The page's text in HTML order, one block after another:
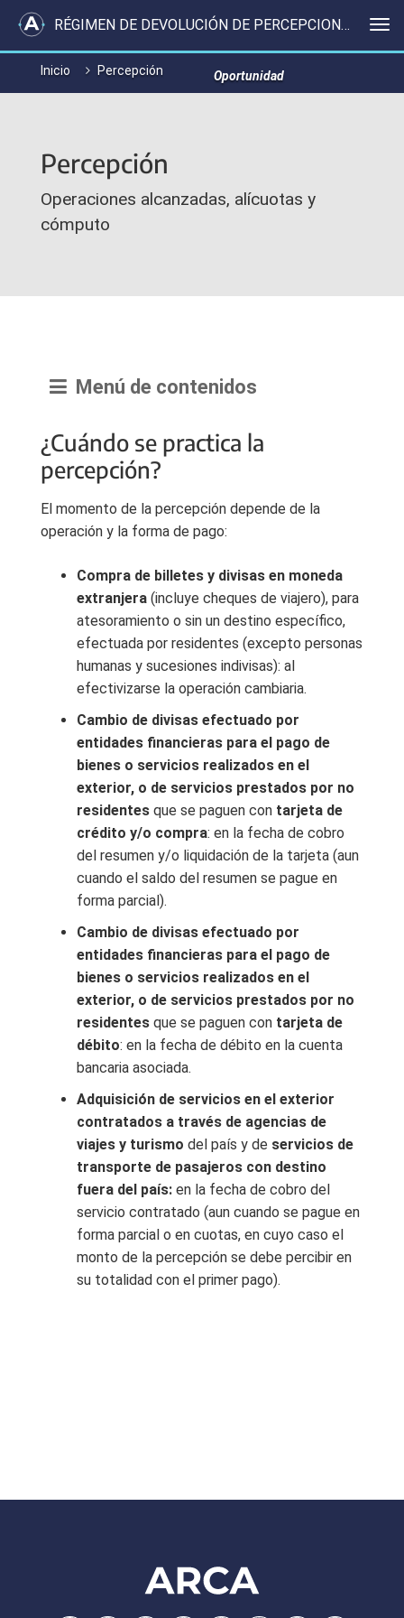
RÉGIMEN DE DEVOLUCIÓN DE PERCEPCIONES
Inicio Percepción Oportunidad
Percepción
Operaciones alcanzadas, alícuotas y
cómputo
Menú de contenidos
¿Cuándo se practica la
percepción?
El momento de la percepción depende de la
operación y la forma de pago:
Compra de billetes y divisas en moneda
extranjera (incluye cheques de viajero), para
atesoramiento o sin un destino específico,
efectuada por residentes (excepto personas
humanas y sucesiones indivisas): al
efectivizarse la operación cambiaria.
Cambio de divisas efectuado por
entidades financieras para el pago de
bienes o servicios realizados en el
exterior, o de servicios prestados por no
residentes que se paguen con tarjeta de
crédito y/o compra: en la fecha de cobro
del resumen y/o liquidación de la tarjeta (aun
cuando el saldo del resumen se pague en
forma parcial).
Cambio de divisas efectuado por
entidades financieras para el pago de
bienes o servicios realizados en el
exterior, o de servicios prestados por no
residentes que se paguen con tarjeta de
débito: en la fecha de débito en la cuenta
bancaria asociada.
Adquisición de servicios en el exterior
contratados a través de agencias de
viajes y turismo del país y de servicios de
transporte de pasajeros con destino
fuera del país: en la fecha de cobro del
servicio contratado (aun cuando se pague en
forma parcial o en cuotas, en cuyo caso el
monto de la percepción se debe percibir en
su totalidad con el primer pago).